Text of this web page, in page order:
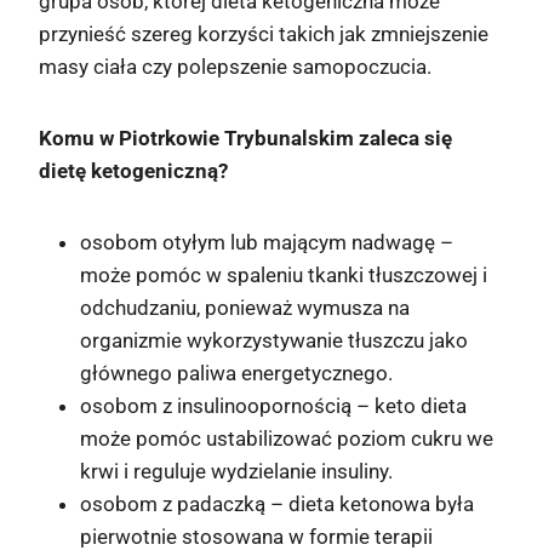
przynieść szereg korzyści takich jak zmniejszenie
masy ciała czy polepszenie samopoczucia.
Komu w Piotrkowie Trybunalskim zaleca się
dietę ketogeniczną?
osobom otyłym lub mającym nadwagę –
może pomóc w spaleniu tkanki tłuszczowej i
odchudzaniu, ponieważ wymusza na
organizmie wykorzystywanie tłuszczu jako
głównego paliwa energetycznego.
osobom z insulinoopornością – keto dieta
może pomóc ustabilizować poziom cukru we
krwi i reguluje wydzielanie insuliny.
osobom z padaczką – dieta ketonowa była
pierwotnie stosowana w formie terapii